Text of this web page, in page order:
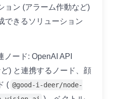
ョン (アラーム作動など)
できるソリューション
ノード: OpenAI API
) と連携するノード、顔
( @good-i-deer/node-